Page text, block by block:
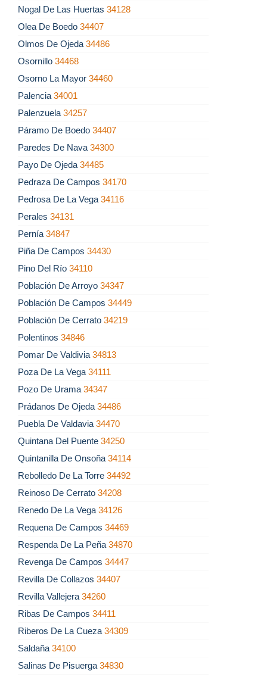
Nogal De Las Huertas 34128
Olea De Boedo 34407
Olmos De Ojeda 34486
Osornillo 34468
Osorno La Mayor 34460
Palencia 34001
Palenzuela 34257
Páramo De Boedo 34407
Paredes De Nava 34300
Payo De Ojeda 34485
Pedraza De Campos 34170
Pedrosa De La Vega 34116
Perales 34131
Pernía 34847
Piña De Campos 34430
Pino Del Río 34110
Población De Arroyo 34347
Población De Campos 34449
Población De Cerrato 34219
Polentinos 34846
Pomar De Valdivia 34813
Poza De La Vega 34111
Pozo De Urama 34347
Prádanos De Ojeda 34486
Puebla De Valdavia 34470
Quintana Del Puente 34250
Quintanilla De Onsoña 34114
Rebolledo De La Torre 34492
Reinoso De Cerrato 34208
Renedo De La Vega 34126
Requena De Campos 34469
Respenda De La Peña 34870
Revenga De Campos 34447
Revilla De Collazos 34407
Revilla Vallejera 34260
Ribas De Campos 34411
Riberos De La Cueza 34309
Saldaña 34100
Salinas De Pisuerga 34830